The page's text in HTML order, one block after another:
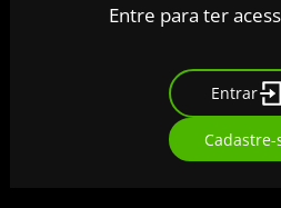
Entre para ter
Entrar
Cadastre-